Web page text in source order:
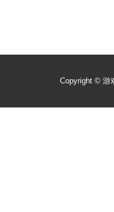
Copyright © 游